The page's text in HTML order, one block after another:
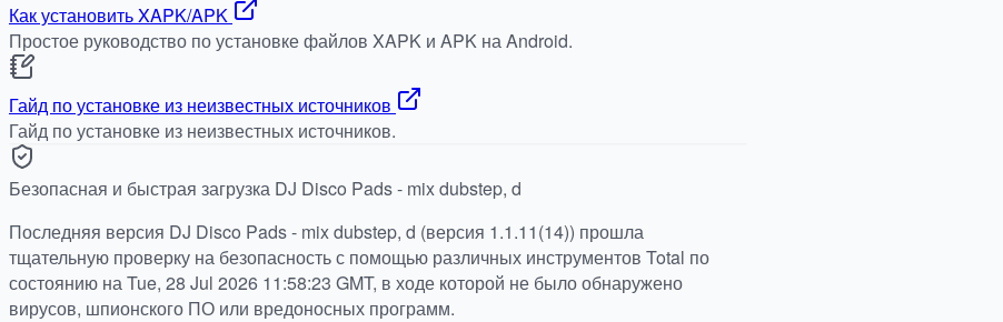
Как установить XAPK/APK
Простое руководство по установке файлов XAPK и APK на Android.
Гайд по установке из неизвестных источников
Гайд по установке из неизвестных источников.
Безопасная и быстрая загрузка DJ Disco Pads - mix dubstep, d
Последняя версия DJ Disco Pads - mix dubstep, d (версия 1.1.11(14)) прошла
тщательную проверку на безопасность с помощью различных инструментов Total по
состоянию на Tue, 28 Jul 2026 11:58:23 GMT, в ходе которой не было обнаружено
вирусов, шпионского ПО или вредоносных программ.